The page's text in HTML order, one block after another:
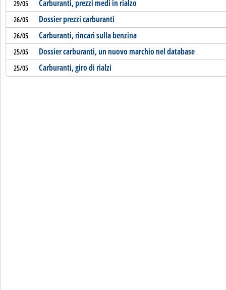
29/05 Carburanti, prezzi medi in rialzo
26/05 Dossier prezzi carburanti
26/05 Carburanti, rincari sulla benzina
25/05 Dossier carburanti, un nuovo marchio nel database
25/05 Carburanti, giro di rialzi